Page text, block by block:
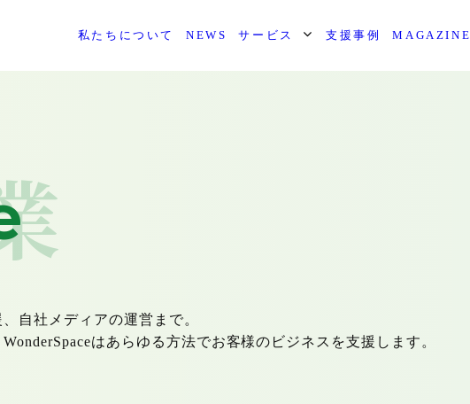
私たちについて NEWS サービス 支援事例 MAGAZINE
自社メディアの運営まで。
はあらゆる方法でお客様のビジネスを支援します。